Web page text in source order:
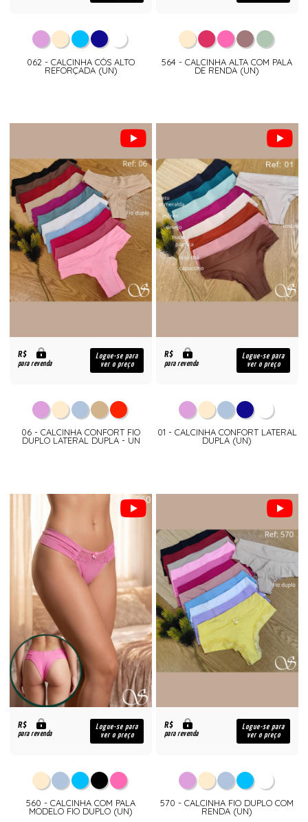
062 - CALCINHA CÓS ALTO
REFORÇADA (UN)
564 - CALCINHA ALTA COM PALA
DE RENDA (UN)
R$
para revenda
Logue-se para
ver o preço
06 - CALCINHA CONFORT FIO
DUPLO LATERAL DUPLA - UN
R$
para revenda
Logue-se para
ver o preço
01 - CALCINHA CONFORT LATERAL
DUPLA (UN)
R$
para revenda
Logue-se para
ver o preço
560 - CALCINHA COM PALA
MODELO FIO DUPLO (UN)
R$
para revenda
Logue-se para
ver o preço
570 - CALCINHA FIO DUPLO COM
RENDA (UN)